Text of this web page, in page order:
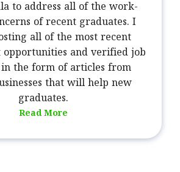
to address all of the work-
of recent graduates. I
all of the most recent
opportunities and verified job
in the form of articles from
that will help new
graduates.
Read More